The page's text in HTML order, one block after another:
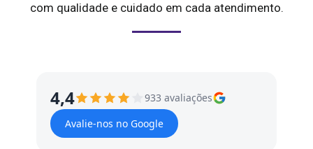
com qualidade e cuidado em cada atendimento.
4,4
933 avaliações
Avalie-nos no Google